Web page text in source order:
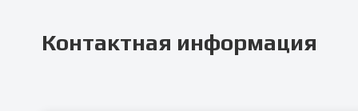
Контактная информация